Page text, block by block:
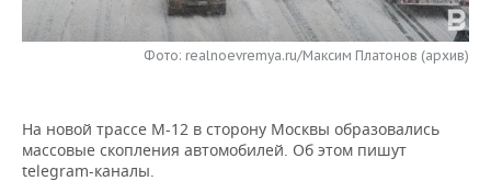
НЕФТЕХИМИЯ
ЭНЕРГЕТИКА
РОЗНИЧНАЯ ТОРГОВЛЯ
УСЛУГИ
НОВОСТИ ТЕХНОЛОГИЙ
МЕДИА
МЕРОПРИЯТИЯ
ВЫЕЗДНАЯ РЕДАКЦИЯ
НОВОСТИ СПОРТА
ОБЩЕСТВО
Фото: realnoevremya.ru/Максим Платонов (архив)
На новой трассе М-12 в сторону Москвы образовались
массовые скопления автомобилей. Об этом пишут
telegram-каналы.